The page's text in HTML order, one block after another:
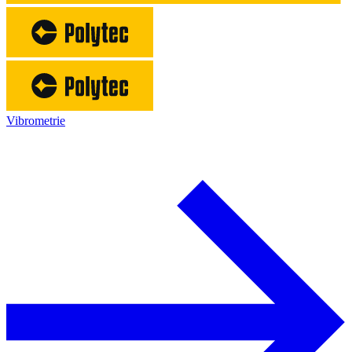
Vibrometrie